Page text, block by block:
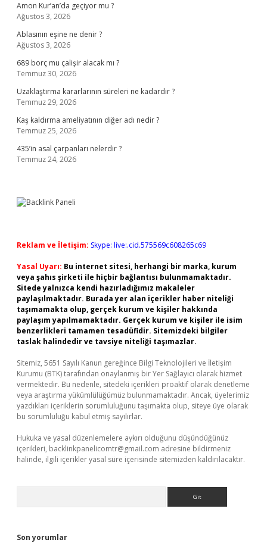
Amon Kur’an’da geçiyor mu ?
Ağustos 3, 2026
Ablasının eşine ne denir ?
Ağustos 3, 2026
689 borç mu çalişir alacak mı ?
Temmuz 30, 2026
Uzaklaştırma kararlarının süreleri ne kadardır ?
Temmuz 29, 2026
Kaş kaldırma ameliyatının diğer adı nedir ?
Temmuz 25, 2026
435’in asal çarpanları nelerdir ?
Temmuz 24, 2026
Reklam ve İletişim: Skype: live:.cid.575569c608265c69
Yasal Uyarı: Bu internet sitesi, herhangi bir marka, kurum
veya şahıs şirketi ile hiçbir bağlantısı bulunmamaktadır.
Sitede yalnızca kendi hazırladığımız makaleler
paylaşılmaktadır. Burada yer alan içerikler haber niteliği
taşımamakta olup, gerçek kurum ve kişiler hakkında
paylaşım yapılmamaktadır. Gerçek kurum ve kişiler ile isim
benzerlikleri tamamen tesadüfidir. Sitemizdeki bilgiler
taslak halindedir ve tavsiye niteliği taşımazlar.
Sitemiz, 5651 Sayılı Kanun gereğince Bilgi Teknolojileri ve İletişim
Kurumu (BTK) tarafından onaylanmış bir Yer Sağlayıcı olarak hizmet
vermektedir. Bu nedenle, sitedeki içerikleri proaktif olarak denetleme
veya araştırma yükümlülüğümüz bulunmamaktadır. Ancak, üyelerimiz
yazdıkları içeriklerin sorumluluğunu taşımakta olup, siteye üye olarak
bu sorumluluğu kabul etmiş sayılırlar.
Hukuka ve yasal düzenlemelere aykırı olduğunu düşündüğünüz
içerikleri, backlinkpanelicomtr@gmail.com adresine bildirmeniz
halinde, ilgili içerikler yasal süre içerisinde sitemizden kaldırılacaktır.
Son yorumlar